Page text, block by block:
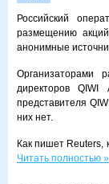
Российский
размещению
анонимные
Организаторами
директоров
представителя
них нет.
Как пишет Reuters,
Читать полностью »